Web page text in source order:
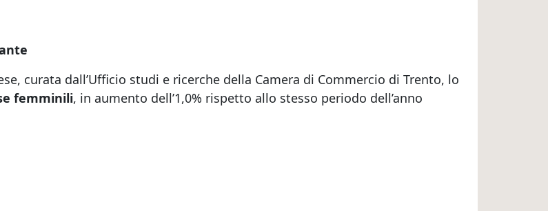
curata dall’Ufficio studi e ricerche della Camera di Commercio di Trento, lo
femminili, in aumento dell’1,0% rispetto allo stesso periodo dell’anno